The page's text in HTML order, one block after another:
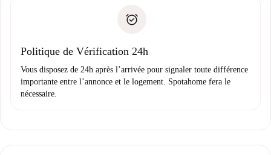
Justificatif de solvabilité
uniquement si aucun problème n'est signalé.
Politique de Vérification 24h
Vous disposez de 24h après l’arrivée pour signaler toute différence
importante entre l’annonce et le logement. Spotahome fera le
nécessaire.